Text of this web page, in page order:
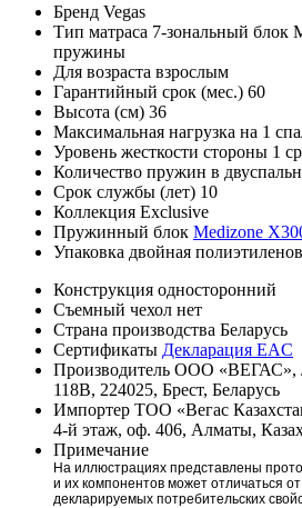
Бренд Vegas
Тип матраса 7-зональный блок
пружины
Для возраста взрослым
Гарантийный срок (мес.) 60
Высота (см) 36
Максимальная нагрузка на 1
Уровень жесткости стороны 1
Количество пружин в
Срок службы (лет) 10
Коллекция Exclusive
Пружинный блок Medizone
Упаковка двойная
Конструкция односторонний
Съемный чехол нет
Страна производства Беларусь
Сертификаты Декларация EAC
Производитель ООО «ВЕГАС»,
118В, 224025, Брест, Беларусь
Импортер ТОО «Вегас
4-й этаж, оф. 406, Алматы,
Примечание
На иллюстрациях представлены
и их компонентов может отличаться
декларируемых потребительских